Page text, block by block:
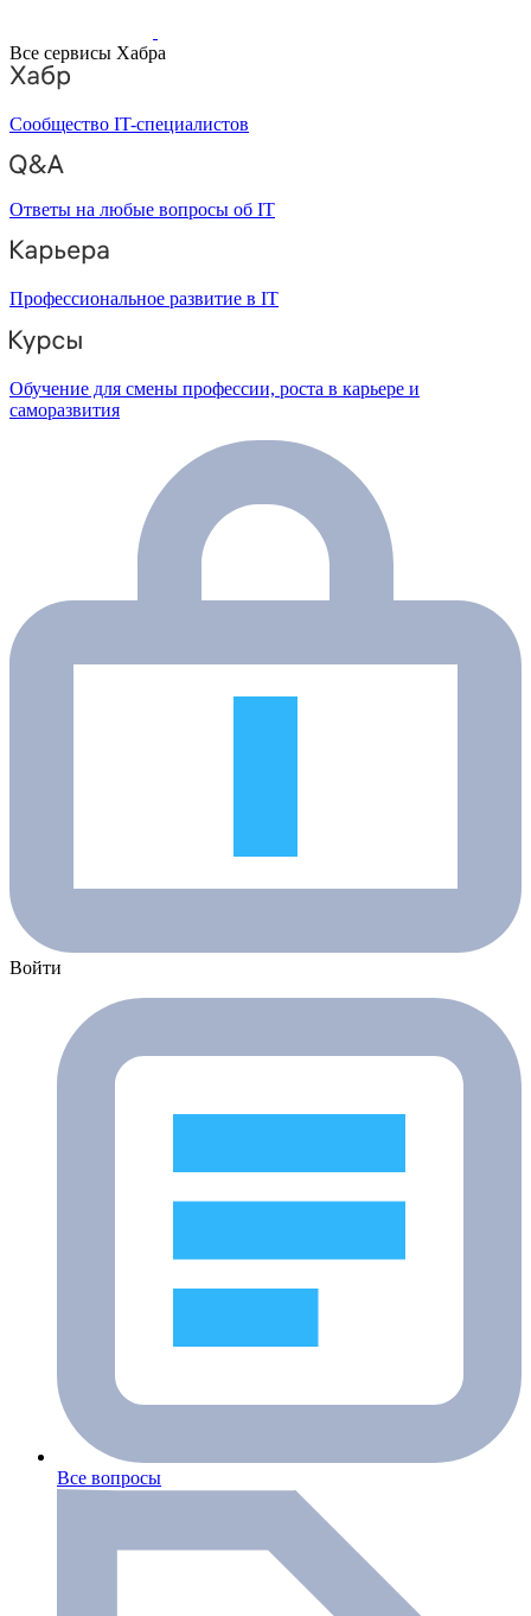
Все сервисы Хабра
Сообщество IT-специалистов
Ответы на любые вопросы об IT
Профессиональное развитие в IT
Обучение для смены профессии, роста в карьере и
саморазвития
Войти
Все вопросы